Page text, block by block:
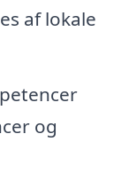
af lokale
og